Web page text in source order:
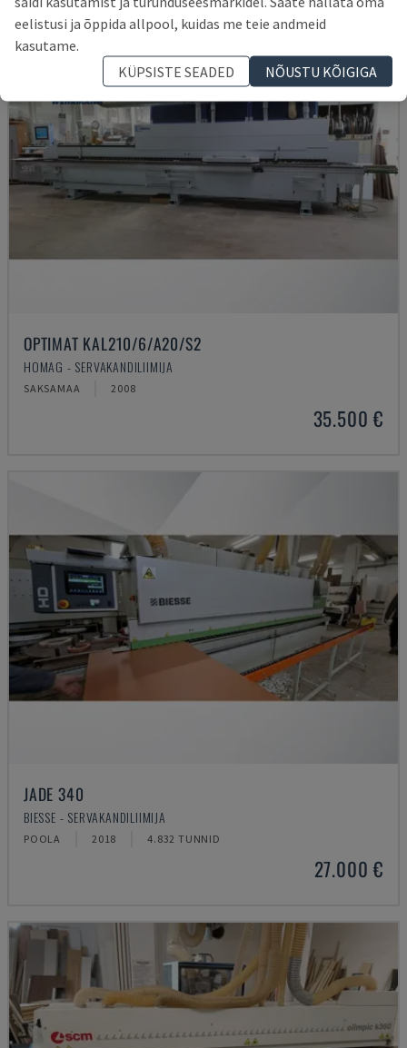
OPTIMAT KAL210/6/A20/S2
HOMAG - SERVAKANDILIIMIJA
SAKSAMAA 2008
35.500 €
JADE 340
BIESSE - SERVAKANDILIIMIJA
POOLA 2018 4.832 TUNNID
27.000 €
eelistusi ja õppida allpool, kuidas me teie andmeid
kasutame.
KÜPSISTE SEADED
NÕUSTU KÕIGIGA